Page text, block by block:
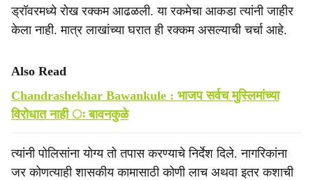
ड्रॉवरमध्ये रोख रक्कम आढळली. या रकमेचा आकडा त्यांनी जाहीर
केला नाही. मात्र लाखांच्या घरात ही रक्कम असल्याची चर्चा आहे.
Also Read
Chandrashekhar Bawankule : भाजप सर्वच मुस्लिमांच्या
विरोधात नाही ः बावनकुळे
त्यांनी पोलिसांना योग्य तो तपास करण्याचे निर्देश दिले. नागरिकांना
जर कोणत्याही शासकीय कामासाठी कोणी लाच अथवा इतर कशाची